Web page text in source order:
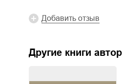
Добавить отзыв
Другие книги